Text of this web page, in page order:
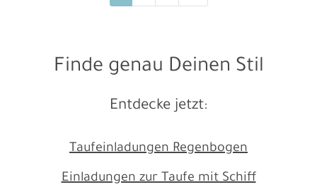
Finde genau Deinen Stil
Entdecke jetzt:
Taufeinladungen Regenbogen
Einladungen zur Taufe mit Schiff